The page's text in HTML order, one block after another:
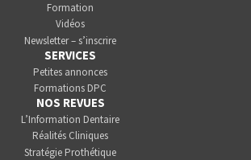
Formation
Vidéos
Newsletter – s’inscrire
SERVICES
Petites annonces
Formations DPC
NOS REVUES
L’Information Dentaire
Réalités Cliniques
Stratégie Prothétique